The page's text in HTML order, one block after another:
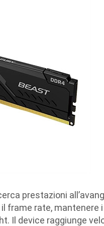
prestazioni
frame rate,
Il device raggiunge